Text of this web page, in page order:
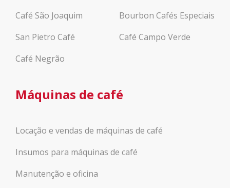
Café São Joaquim
San Pietro Café
Café Negrão
Bourbon Cafés Especiais
Café Campo Verde
Máquinas de café
Locação e vendas de máquinas de café
Insumos para máquinas de café
Manutenção e oficina